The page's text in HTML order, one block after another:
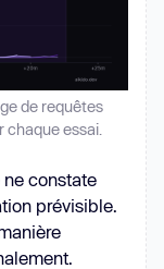
de requêtes
essai.
constate
prévisible.